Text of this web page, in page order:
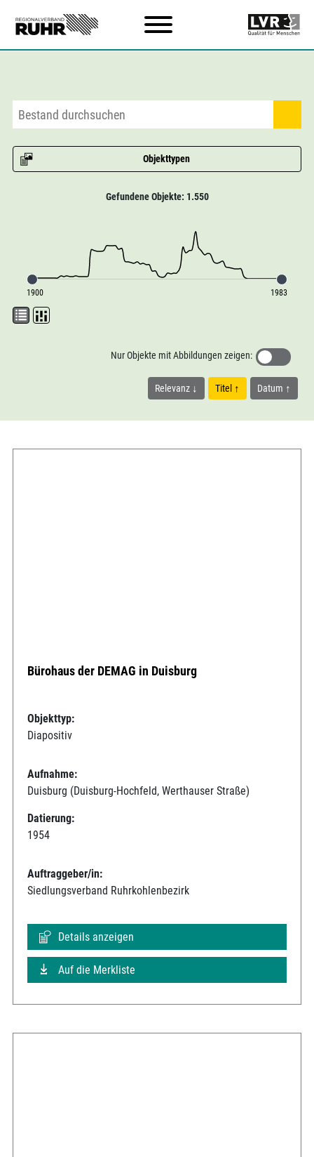
Objekttypen
Gefundene Objekte: 1.550
1900 1983
Relevanz Titel Datum
Nur Objekte mit Abbildungen zeigen:
Bürohaus der DEMAG in Duisburg
Objekttyp:
Diapositiv
Aufnahme:
Duisburg (Duisburg-Hochfeld, Werthauser Straße)
Datierung:
1954
Auftraggeber/in:
Siedlungsverband Ruhrkohlenbezirk
Details anzeigen
Auf die Merkliste